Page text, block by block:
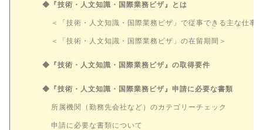
◆『技術・人文知識・国際業務ビザ』とは
＜「技術・人文知識・国際業務ビザ」で従事できる主な仕事
＜「技術・人文知識・国際業務ビザ」の在留期間＞
◆『技術・人文知識・国際業務ビザ』の取得要件
◆『技術・人文知識・国際業務ビザ』申請に必要な書類
所属機関（勤務先会社など）のカテゴリーチェック
申請に必要な書類について